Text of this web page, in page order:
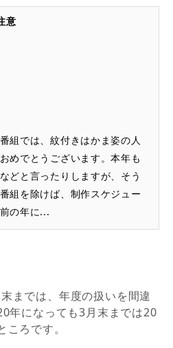
意
組では、紋付きはかま姿の人
めでとうございます。本年も
どと言ったりしますが、そう
組を除けば、制作スケジュー
の年に...
までは、年度の扱いを間違
年になっても3月末までは20
ろです。